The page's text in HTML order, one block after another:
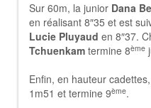
Sur 60m, la junior Dana
en réalisant 8″35 et est
Lucie Pluyaud en 8″37.
Tchuenkam termine 8ème
Enfin, en hauteur cadettes,
1m51 et termine 9ème.